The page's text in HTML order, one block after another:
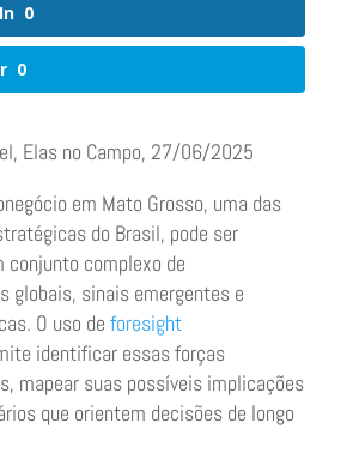
0
0
Elas no Campo, 27/06/2025
em Mato Grosso, uma das
do Brasil, pode ser
conjunto complexo de
globais, sinais emergentes e
O uso de foresight
identificar essas forças
mapear suas possíveis implicações
que orientem decisões de longo